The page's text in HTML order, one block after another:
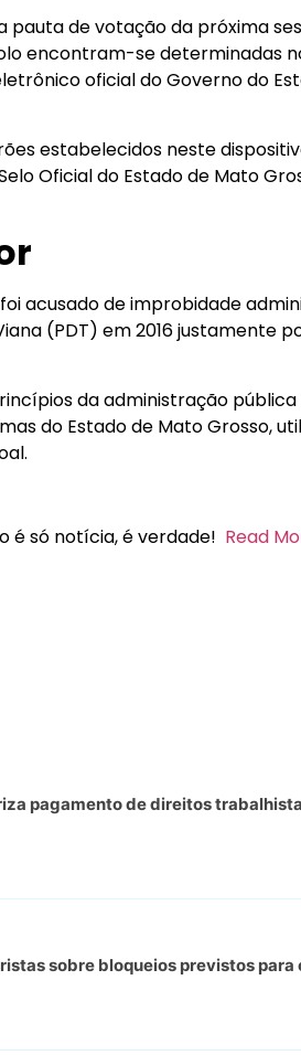
de votação da próxima
encontram-se determinadas
oficial do Governo do
estabelecidos neste
Oficial do Estado de Mato
acusado de improbidade
(PDT) em 2016 justamente
da administração
do Estado de Mato Grosso,
l.
é só notícia, é verdade! Read
pagamento de direitos
sobre bloqueios previstos para